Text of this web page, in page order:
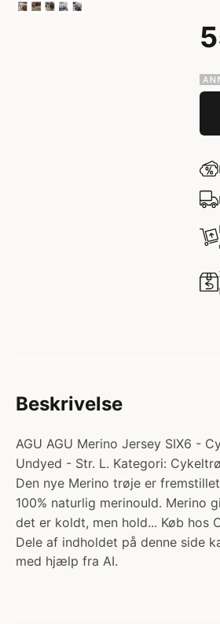
Beskrivelse
AGU AGU Merino Jersey SIX6 -
Undyed - Str. L. Kategori:
Den nye Merino trøje er
100% naturlig merinould. Merino
det er koldt, men hold... Køb hos
Dele af indholdet på denne side
med hjælp fra AI.